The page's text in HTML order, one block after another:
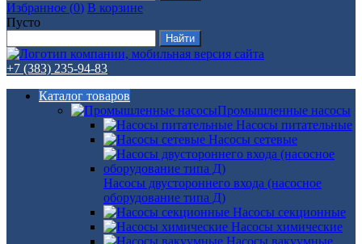
Избранное (0) В корзине
Пусто
+7 (383) 235-94-83
Каталог товаров
Промышленные насосы
Насосы питательные
Насосы сетевые
Насосы двустороннего входа (насосное
оборудование типа Д)
Насосы секционные
Насосы химические
Насосы вакуумные